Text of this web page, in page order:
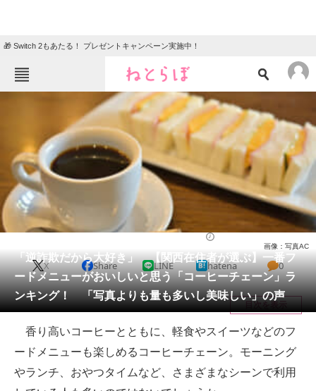
🎁 Switch 2もあたる！ プレゼントキャンペーン実施中！
ニュース
エンタメ クイズ
グルメ 地域
住まい 教育・育児
リサーチ
会員記事
メディア
注目記事を集めた総合ページ
ITの今と未来を見通す
スマホと通信の最新トレンド
「逆詐欺だから大好き」 【関西在住者が選ぶ】一番フ
ードメニューがおいしいと思う「コーヒーチェーン」ラ
ンキング！ 「写真よりも量も多いし美味しい」の声
画像：写真AC
X Share LINE hatena 0
目次を表示
香り高いコーヒーとともに、軽食やスイーツなどのフ
ードメニューも楽しめるコーヒーチェーン。モーニング
やランチ、おやつタイムなど、さまざまなシーンで利用